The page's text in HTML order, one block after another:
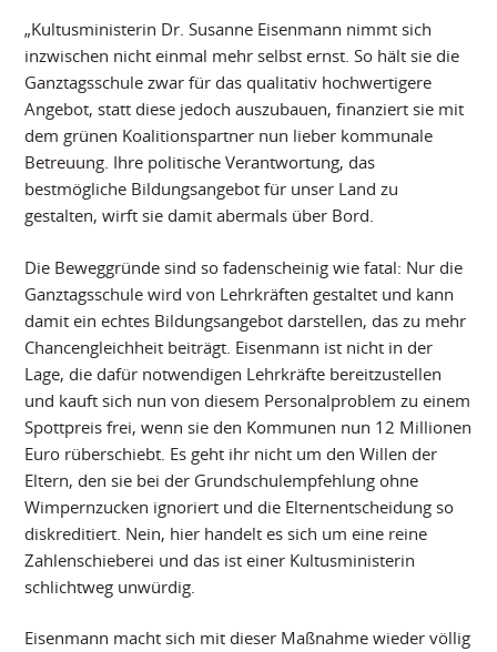
„Kultusministerin Dr. Susanne Eisenmann nimmt sich
inzwischen nicht einmal mehr selbst ernst. So hält sie die
Ganztagsschule zwar für das qualitativ hochwertigere
Angebot, statt diese jedoch auszubauen, finanziert sie mit
dem grünen Koalitionspartner nun lieber kommunale
Betreuung. Ihre politische Verantwortung, das
bestmögliche Bildungsangebot für unser Land zu
gestalten, wirft sie damit abermals über Bord.
Die Beweggründe sind so fadenscheinig wie fatal: Nur die
Ganztagsschule wird von Lehrkräften gestaltet und kann
damit ein echtes Bildungsangebot darstellen, das zu mehr
Chancengleichheit beiträgt. Eisenmann ist nicht in der
Lage, die dafür notwendigen Lehrkräfte bereitzustellen
und kauft sich nun von diesem Personalproblem zu einem
Spottpreis frei, wenn sie den Kommunen nun 12 Millionen
Euro rüberschiebt. Es geht ihr nicht um den Willen der
Eltern, den sie bei der Grundschulempfehlung ohne
Wimpernzucken ignoriert und die Elternentscheidung so
diskreditiert. Nein, hier handelt es sich um eine reine
Zahlenschieberei und das ist einer Kultusministerin
schlichtweg unwürdig.
Eisenmann macht sich mit dieser Maßnahme wieder völlig